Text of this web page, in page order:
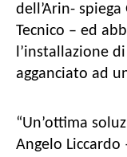
dell’Arin-
Tecnico – ed
l’installazione
agganciato ad
“Un’ottima
Angelo